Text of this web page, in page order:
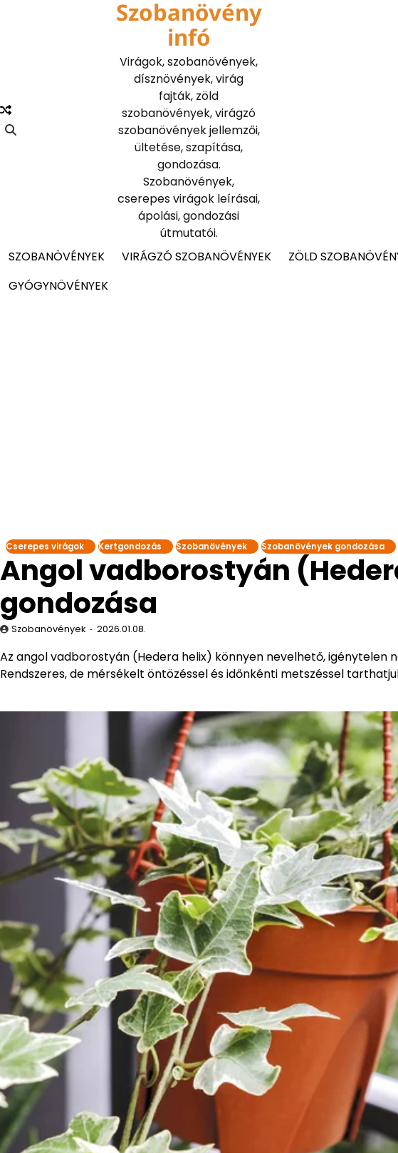
Szobanövény
infó
Virágok, szobanövények,
dísznövények, virág
fajták, zöld
szobanövények, virágzó
szobanövények jellemzői,
ültetése, szapítása,
gondozása.
Szobanövények,
cserepes virágok leírásai,
ápolási, gondozási
útmutatói.
SZOBANÖVÉNYEK
VIRÁGZÓ SZOBANÖVÉNYEK ZÖLD
GYÓGYNÖVÉNYEK
Cserepes virágok Kertgondozás Szobanövények Szobanövények gondozása
Angol vadborostyán
gondozása
Szobanövények 2026.01.08.
Az angol vadborostyán (Hedera helix) könnyen nevelhető, igénytelen
Rendszeres, de mérsékelt öntözéssel és időnkénti metszéssel